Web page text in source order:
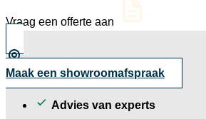
Vraag een offerte aan
Maak een showroomafspraak
Advies van experts